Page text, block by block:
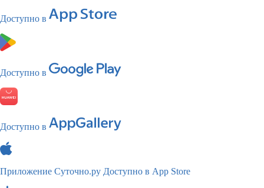
Доступно в
Доступно в
Доступно в
Приложение Суточно.ру Доступно в App Store